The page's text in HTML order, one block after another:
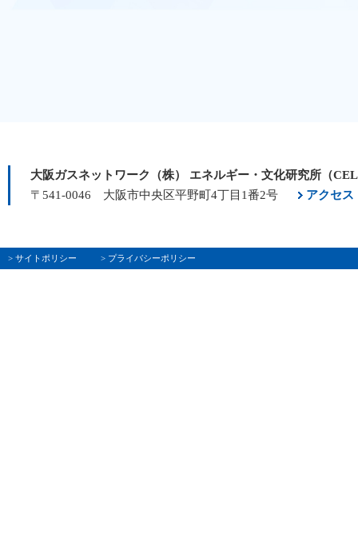
大阪ガスネットワーク（株） エネルギー・文化研究所（
〒541-0046 大阪市中央区平野町4丁目1番2号
アクセス
> サイトポリシー > プライバシーポリシー